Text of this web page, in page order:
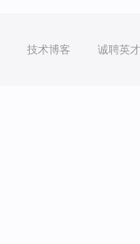
技术博客 诚聘英才